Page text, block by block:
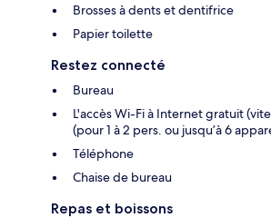
Brosses à dents et dentifrice
Papier toilette
Restez connecté
Bureau
L'accès Wi-Fi à Internet gratuit
(pour 1 à 2 pers. ou jusqu’à 6
Téléphone
Chaise de bureau
Repas et boissons